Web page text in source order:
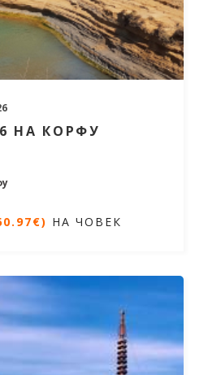
НА КОРФУ
НА ЧОВЕК